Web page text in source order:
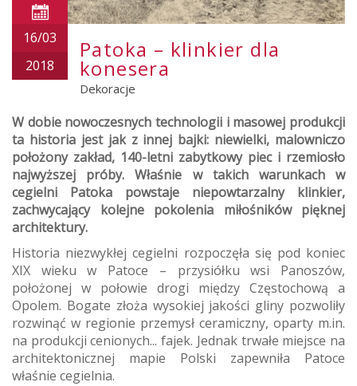
16/03
2018
Patoka – klinkier dla
konesera
Dekoracje
W dobie nowoczesnych technologii i masowej produkcji
ta historia jest jak z innej bajki: niewielki, malowniczo
położony zakład, 140-letni zabytkowy piec i rzemiosło
najwyższej próby. Właśnie w takich warunkach w
cegielni Patoka powstaje niepowtarzalny klinkier,
zachwycający kolejne pokolenia miłośników pięknej
architektury.
Historia niezwykłej cegielni rozpoczęła się pod koniec
XIX wieku w Patoce – przysiółku wsi Panoszów,
położonej w połowie drogi między Częstochową a
Opolem. Bogate złoża wysokiej jakości gliny pozwoliły
rozwinąć w regionie przemysł ceramiczny, oparty m.in.
na produkcji cenionych... fajek. Jednak trwałe miejsce na
architektonicznej mapie Polski zapewniła Patoce
właśnie cegielnia.